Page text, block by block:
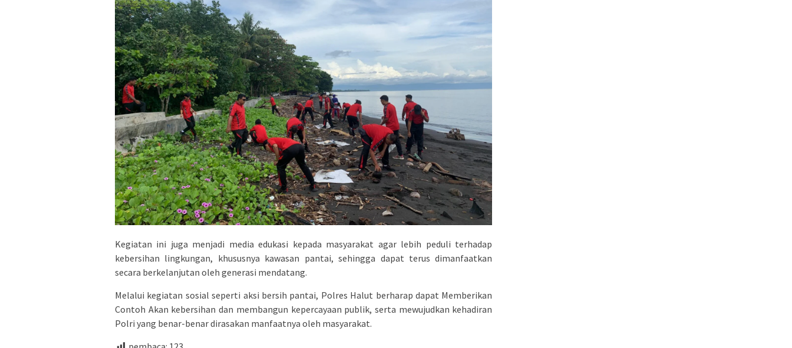
Kegiatan ini juga menjadi media edukasi kepada masyarakat agar lebih peduli terhadap
kebersihan lingkungan, khususnya kawasan pantai, sehingga dapat terus dimanfaatkan
secara berkelanjutan oleh generasi mendatang.
Melalui kegiatan sosial seperti aksi bersih pantai, Polres Halut berharap dapat Memberikan
Contoh Akan kebersihan dan membangun kepercayaan publik, serta mewujudkan kehadiran
Polri yang benar-benar dirasakan manfaatnya oleh masyarakat.